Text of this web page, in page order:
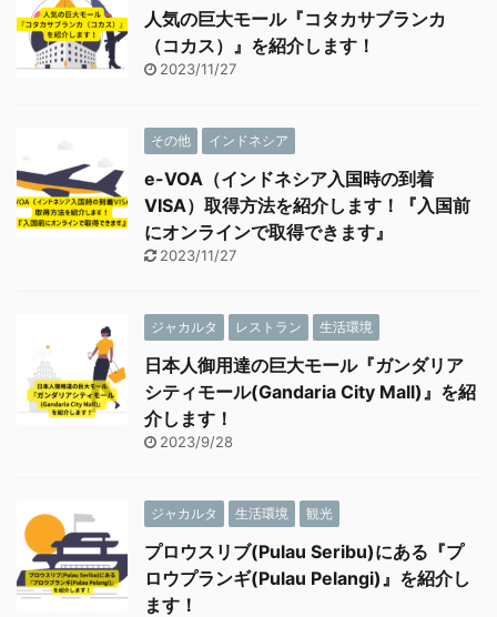
人気の巨大モール『コタカサブランカ
（コカス）』を紹介します！
2023/11/27
その他 インドネシア
e-VOA（インドネシア入国時の到着
VISA）取得方法を紹介します！『入国前
にオンラインで取得できます』
2023/11/27
ジャカルタ レストラン 生活環境
日本人御用達の巨大モール『ガンダリア
シティモール(Gandaria City Mall)』を紹
介します！
2023/9/28
ジャカルタ 生活環境 観光
プロウスリブ(Pulau Seribu)にある『プ
ロウプランギ(Pulau Pelangi)』を紹介し
ます！